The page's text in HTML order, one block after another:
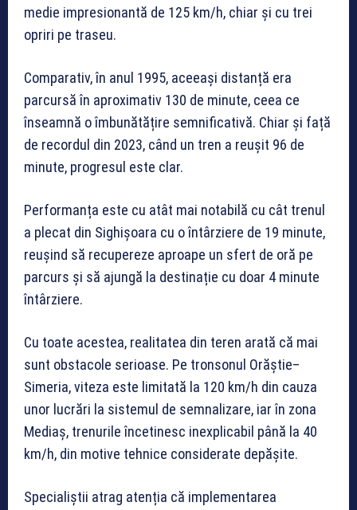
medie impresionantă de 125 km/h, chiar și cu trei
opriri pe traseu.
Comparativ, în anul 1995, aceeași distanță era
parcursă în aproximativ 130 de minute, ceea ce
înseamnă o îmbunătățire semnificativă. Chiar și față
de recordul din 2023, când un tren a reușit 96 de
minute, progresul este clar.
Performanța este cu atât mai notabilă cu cât trenul
a plecat din Sighișoara cu o întârziere de 19 minute,
reușind să recupereze aproape un sfert de oră pe
parcurs și să ajungă la destinație cu doar 4 minute
întârziere.
Cu toate acestea, realitatea din teren arată că mai
sunt obstacole serioase. Pe tronsonul Orăștie–
Simeria, viteza este limitată la 120 km/h din cauza
unor lucrări la sistemul de semnalizare, iar în zona
Mediaș, trenurile încetinesc inexplicabil până la 40
km/h, din motive tehnice considerate depășite.
Specialiștii atrag atenția că implementarea